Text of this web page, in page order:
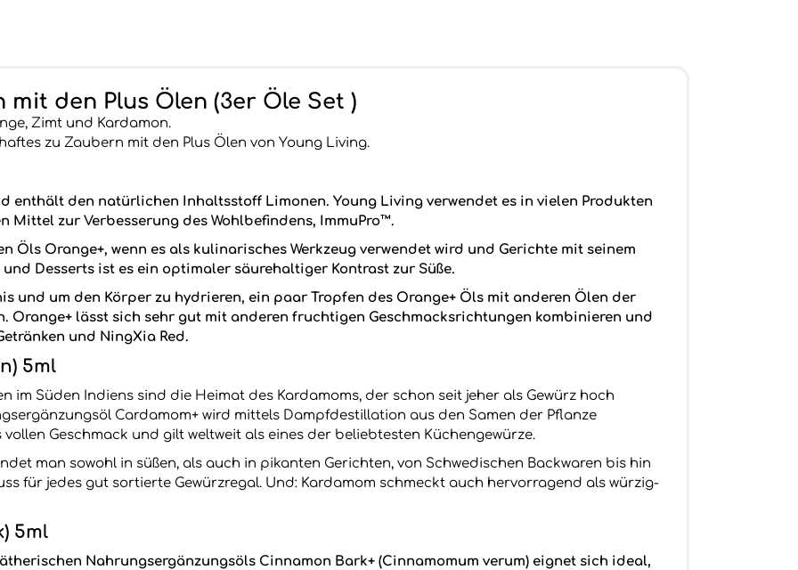
den Plus Ölen (3er Öle Set )
Zimt und Kardamon.
zu Zaubern mit den Plus Ölen von Young Living.
enthält den natürlichen Inhaltsstoff Limonen. Young Living verwendet es in vielen Produkten
Mittel zur Verbesserung des Wohlbefindens, ImmuPro™.
Orange+, wenn es als kulinarisches Werkzeug verwendet wird und Gerichte mit seinem
Desserts ist es ein optimaler säurehaltiger Kontrast zur Süße.
und um den Körper zu hydrieren, ein paar Tropfen des Orange+ Öls mit anderen Ölen der
Orange+ lässt sich sehr gut mit anderen fruchtigen Geschmacksrichtungen kombinieren und
und NingXia Red.
5ml
im Süden Indiens sind die Heimat des Kardamoms, der schon seit jeher als Gewürz hoch
Cardamom+ wird mittels Dampfdestillation aus den Samen der Pflanze
Geschmack und gilt weltweit als eines der beliebtesten Küchengewürze.
man sowohl in süßen, als auch in pikanten Gerichten, von Schwedischen Backwaren bis hin
für jedes gut sortierte Gewürzregal. Und: Kardamom schmeckt auch hervorragend als würzig-
5ml
Nahrungsergänzungsöls Cinnamon Bark+ (Cinnamomum verum) eignet sich ideal,